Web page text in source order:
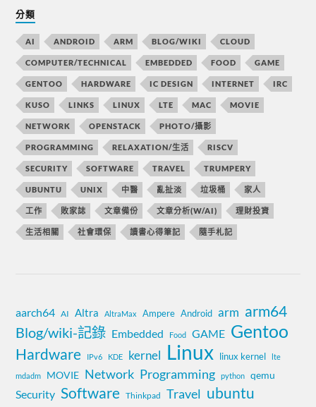
分類
AI ANDROID ARM BLOG/WIKI CLOUD
COMPUTER/TECHNICAL EMBEDDED FOOD GAME
GENTOO HARDWARE IC DESIGN INTERNET IRC
KUSO LINKS LINUX LTE MAC MOVIE
NETWORK OPENSTACK PHOTO/攝影
PROGRAMMING RELAXATION/生活 RISCV
SECURITY SOFTWARE TRAVEL TRUMPERY
UBUNTU UNIX 中醫 亂扯淡 垃圾桶 家人
工作 敗家誌 文章備份 文章分析(W/AI) 理財投資
生活相關 社會環保 讀書心得筆記 隨手札記
aarch64 AI Altra AltraMax Ampere Android arm arm64
Blog/wiki-記錄 Embedded Food GAME Gentoo
Hardware IPv6 KDE kernel Linux linux kernel lte
mdadm MOVIE Network Programming python qemu
Security Software Thinkpad Travel ubuntu